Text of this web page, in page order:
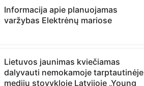
Informacija apie planuojamas
varžybas Elektrėnų mariose
Lietuvos jaunimas kviečiamas
dalyvauti nemokamoje tarptautinėje
medijų stovykloje Latvijoje „Young